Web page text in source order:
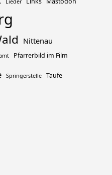
Lieder
Nittenau
Pfarrerbild im Film
Springerstelle Taufe